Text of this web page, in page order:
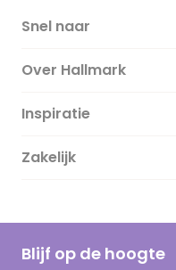
Snel naar
Over Hallmark
Over ons
Duurzaamheid
Hallmark Kaartclub
Inspiratie
Magazine
Cadeau inspiratie
Kaartinspiratie
Zakelijk
Blijf op de hoogte